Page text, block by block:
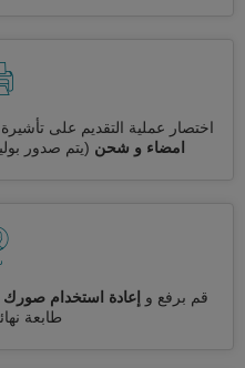
اختصار عملية التقديم على
امضاء و شحن (يتم صدور
قم برفع و إعادة استخدام صورك
طابعة